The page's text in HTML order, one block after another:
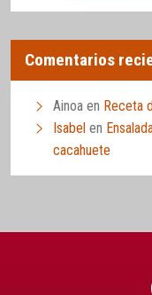
Comentarios
Ainoa en Receta
Isabel en
cacahuete